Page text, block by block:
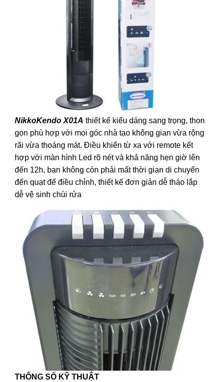
NikkoKendo X01A thiết kế kiểu dáng sang trọng, thon
gọn phù hợp với mọi góc nhà tạo không gian vừa rộng
rãi vừa thoáng mát. Điều khiển từ xa với remote kết
hợp với màn hình Led rõ nét và khả năng hẹn giờ lên
đến 12h, bạn không còn phải mất thời gian di chuyển
đến quạt để điều chỉnh, thiết kế đơn giản dễ tháo lắp
dễ vệ sinh chùi rửa
THÔNG SỐ KỸ THUẬT